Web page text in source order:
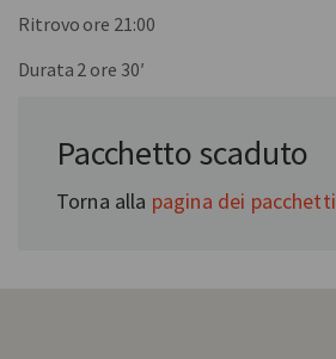
Ritrovo ore 21:00
Durata 2 ore 30′
Somewhere
Pacchetto scaduto
Torna alla pagina dei pacchetti